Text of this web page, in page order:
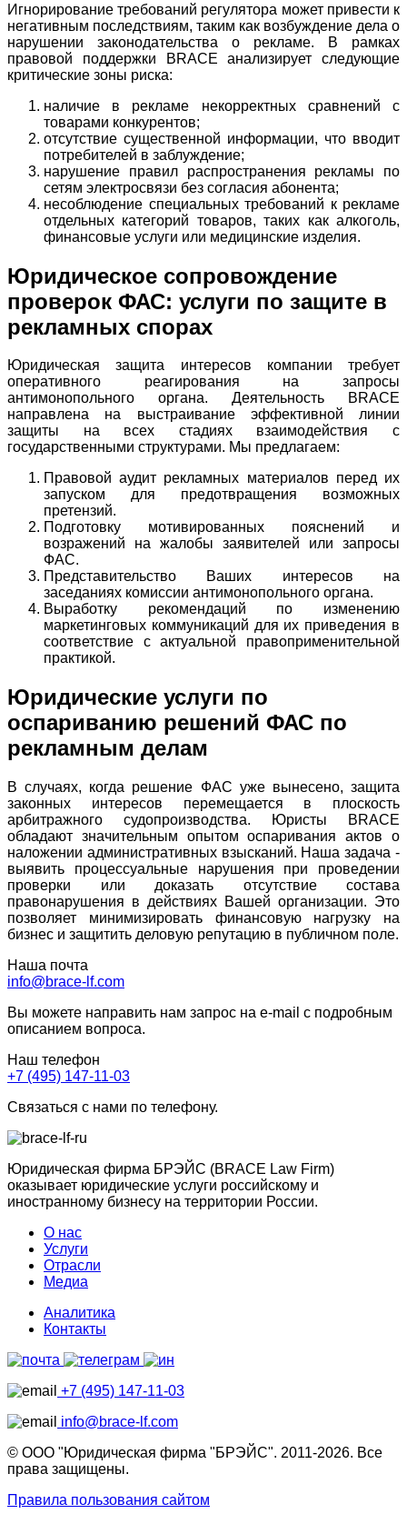
Игнорирование требований регулятора может привести к
негативным последствиям, таким как возбуждение дела о
нарушении законодательства о рекламе. В рамках
правовой поддержки BRACE анализирует следующие
критические зоны риска:
наличие в рекламе некорректных сравнений с
товарами конкурентов;
отсутствие существенной информации, что вводит
потребителей в заблуждение;
нарушение правил распространения рекламы по
сетям электросвязи без согласия абонента;
несоблюдение специальных требований к рекламе
отдельных категорий товаров, таких как алкоголь,
финансовые услуги или медицинские изделия.
Юридическое сопровождение
проверок ФАС: услуги по защите в
рекламных спорах
Юридическая защита интересов компании требует
оперативного реагирования на запросы
антимонопольного органа. Деятельность BRACE
направлена на выстраивание эффективной линии
защиты на всех стадиях взаимодействия с
государственными структурами. Мы предлагаем:
Правовой аудит рекламных материалов перед их
запуском для предотвращения возможных
претензий.
Подготовку мотивированных пояснений и
возражений на жалобы заявителей или запросы
ФАС.
Представительство Ваших интересов на
заседаниях комиссии антимонопольного органа.
Выработку рекомендаций по изменению
маркетинговых коммуникаций для их приведения в
соответствие с актуальной правоприменительной
практикой.
Юридические услуги по
оспариванию решений ФАС по
рекламным делам
В случаях, когда решение ФАС уже вынесено, защита
законных интересов перемещается в плоскость
арбитражного судопроизводства. Юристы BRACE
обладают значительным опытом оспаривания актов о
наложении административных взысканий. Наша задача -
выявить процессуальные нарушения при проведении
проверки или доказать отсутствие состава
правонарушения в действиях Вашей организации. Это
позволяет минимизировать финансовую нагрузку на
бизнес и защитить деловую репутацию в публичном поле.
Наша почта
info@brace-lf.com
Вы можете направить нам запрос на e-mail с подробным
описанием вопроса.
Наш телефон
+7 (495) 147-11-03
Связаться с нами по телефону.
Юридическая фирма БРЭЙС (BRACE Law Firm)
оказывает юридические услуги российскому и
иностранному бизнесу на территории России.
О нас
Услуги
Отрасли
Медиа
Аналитика
Контакты
+7 (495) 147-11-03
info@brace-lf.com
© ООО "Юридическая фирма "БРЭЙС". 2011-2026. Все
права защищены.
Правила пользования сайтом